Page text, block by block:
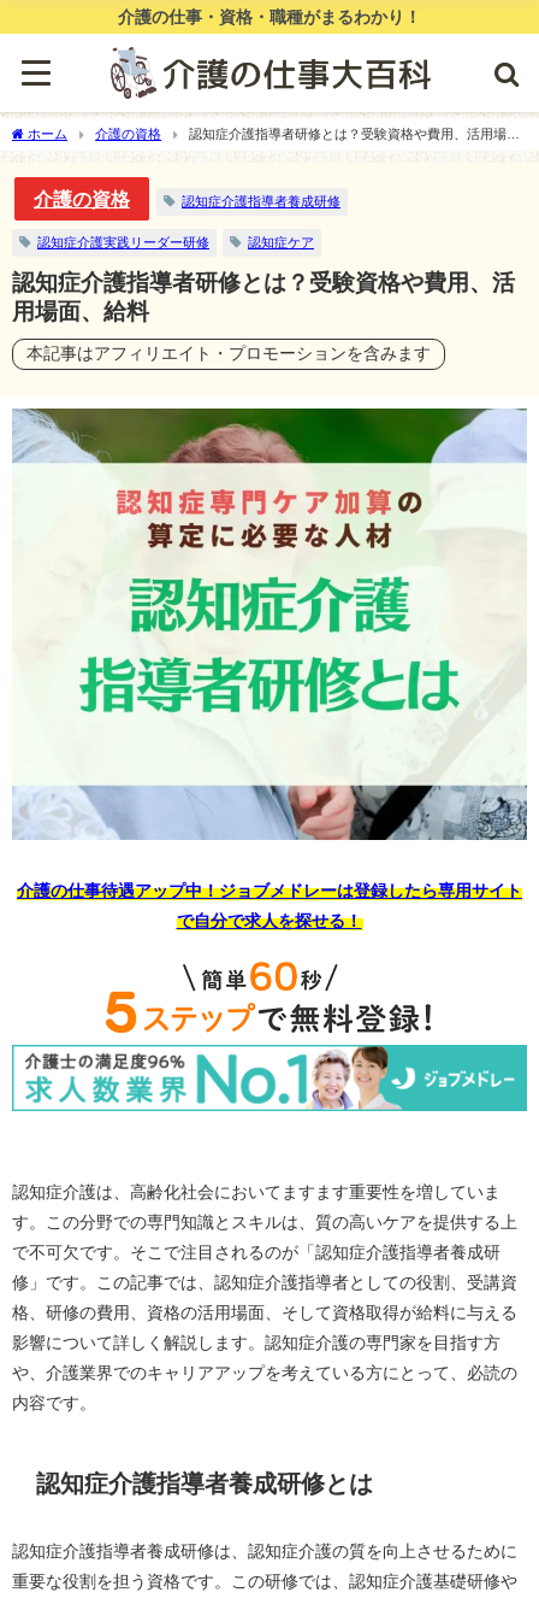
介護の仕事・資格・職種がまるわかり！
ホーム 介護の資格
認知症介護指導者研修とは？受験資格や費用、活用場
面、給料
介護の資格 認知症介護指導者養成研修
認知症介護実践リーダー研修 認知症ケア
認知症介護指導者研修とは？受験資格や費用、活
用場面、給料
本記事はアフィリエイト・プロモーションを含みます
介護の仕事待遇アップ中！ジョブメドレーは登録したら専用サイト
で自分で求人を探せる！
認知症介護は、高齢化社会においてますます重要性を増していま
す。この分野での専門知識とスキルは、質の高いケアを提供する上
で不可欠です。そこで注目されるのが「認知症介護指導者養成研
修」です。この記事では、認知症介護指導者としての役割、受講資
格、研修の費用、資格の活用場面、そして資格取得が給料に与える
影響について詳しく解説します。認知症介護の専門家を目指す方
や、介護業界でのキャリアアップを考えている方にとって、必読の
内容です。
認知症介護指導者養成研修とは
認知症介護指導者養成研修は、認知症介護の質を向上させるために
重要な役割を担う資格です。この研修では、認知症介護基礎研修や